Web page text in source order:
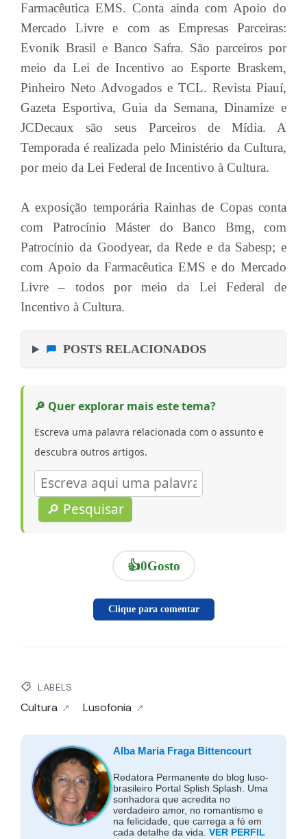
Farmacêutica EMS. Conta ainda com Apoio do
Mercado Livre e com as Empresas Parceiras:
Evonik Brasil e Banco Safra. São parceiros por
meio da Lei de Incentivo ao Esporte Braskem,
Pinheiro Neto Advogados e TCL. Revista Piauí,
Gazeta Esportiva, Guia da Semana, Dinamize e
JCDecaux são seus Parceiros de Mídia. A
Temporada é realizada pelo Ministério da Cultura,
por meio da Lei Federal de Incentivo à Cultura.
A exposição temporária Rainhas de Copas conta
com Patrocínio Máster do Banco Bmg, com
Patrocínio da Goodyear, da Rede e da Sabesp; e
com Apoio da Farmacêutica EMS e do Mercado
Livre – todos por meio da Lei Federal de
Incentivo à Cultura.
POSTS RELACIONADOS
🔎 Quer explorar mais este tema?
Escreva uma palavra relacionada com o assunto e
descubra outros artigos.
🔎 Pesquisar
👍0Gosto
Clique para comentar
LABELS
Cultura Lusofonia
Alba Maria Fraga Bittencourt
Redatora Permanente do blog luso-
brasileiro Portal Splish Splash. Uma
sonhadora que acredita no
verdadeiro amor, no romantismo e
na felicidade, que carrega a fé em
cada detalhe da vida. VER PERFIL